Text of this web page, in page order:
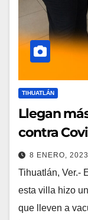
TIHUATLÁN
Llegan
contra
8 ENERO, 2023
Tihuatlán, Ver.-
esta villa hizo
que lleven a